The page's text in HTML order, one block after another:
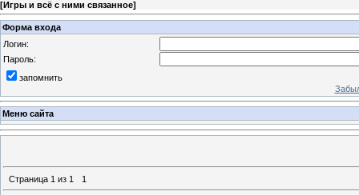
[Игры и всё с ними связанное]
Форма входа
Логин:
Пароль:
запомнить
Меню сайта
Страница 1 из 1 1